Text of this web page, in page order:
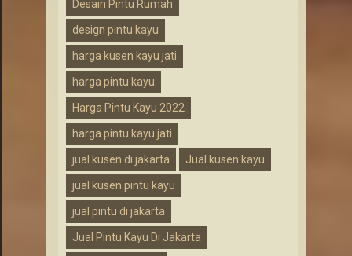
Desain Pintu Rumah
design pintu kayu
harga kusen kayu jati
harga pintu kayu
Harga Pintu Kayu 2022
harga pintu kayu jati
jual kusen di jakarta Jual kusen kayu
jual kusen pintu kayu
jual pintu di jakarta
Jual Pintu Kayu Di Jakarta